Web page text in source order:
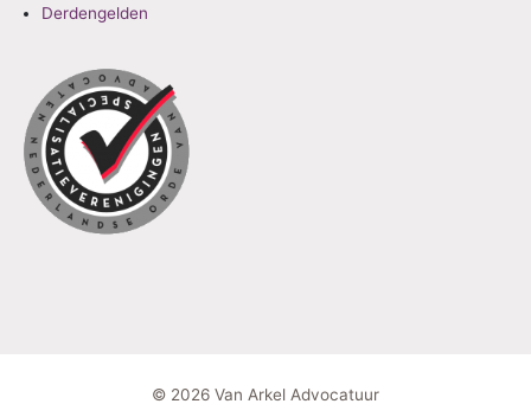
Derdengelden
© 2026 Van Arkel Advocatuur